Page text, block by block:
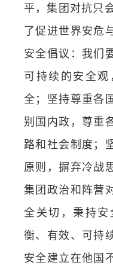
平，集团对抗只
了促进世界安危
安全倡议：我们
可持续的安全
全；坚持尊重各
别国内政，尊重
路和社会制度；
原则，摒弃冷战
集团政治和阵营
全关切，秉持
衡、有效、可持
安全建立在他国